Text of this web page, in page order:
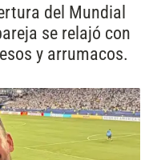
del Mundial
se relajó con
y arrumacos.